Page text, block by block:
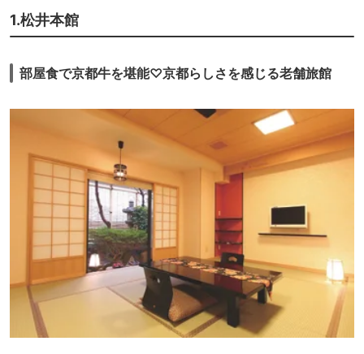
1.松井本館
部屋食で京都牛を堪能♡京都らしさを感じる老舗旅館